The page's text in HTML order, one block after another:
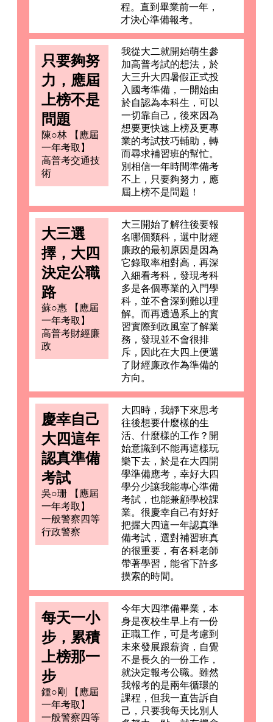
程。直到畢業前一年，
才決心準備報考。
只要夠努
力，應屆
上榜不是
問題
陳○林 【應屆
一年考取】
高普考交通技
術
我從大二就開始萌生參
加高普考試的想法，於
大三升大四暑假正式投
入國考準備，一開始由
於自認為本科生，可以
一切靠自己，後來因為
想要更快速上榜及更專
業的考試技巧輔助，轉
而尋求補習班的幫忙。
別相信一年時間準備考
不上，只要夠努力，應
屆上榜不是問題！
大三選
擇，大四
決定公職
路
蘇○惠 【應屆
一年考取】
高普考財經廉
政
大三開始了解往後要報
名哪個類科，選中財經
廉政的最初原因是因為
它錄取率相對高，再深
入細看考科，發現考科
多是各個專業的入門學
科，並不會深到難以理
解。而再透過系上的實
習實際到政風室了解業
務，發現並不會很排
斥，因此在大四上便選
了財經廉政作為準備的
方向。
慶幸自己
大四這年
認真準備
考試
吳○珊 【應屆
一年考取】
一般警察四等
行政警察
大四時，我靜下來思考
往後想要什麼樣的生
活、什麼樣的工作？開
始意識到不能再這樣玩
樂下去，於是在大四開
學準備應考，幸好大四
學分少讓我能專心準備
考試，也能兼顧學校課
業。很慶幸自己有好好
把握大四這一年認真準
備考試，選對補習班真
的很重要，有各科老師
帶著學習，能省下許多
摸索的時間。
每天一小
步，累積
上榜那一
步
鍾○剛 【應屆
一年考取】
一般警察四等
今年大四準備畢業，本
身是夜校生早上有一份
正職工作，可是考慮到
未來發展跟薪資，自覺
不是長久的一份工作，
就決定報考公職。雖然
我報考的是兩年循環的
課程，但我一直告訴自
己，只要我每天比別人